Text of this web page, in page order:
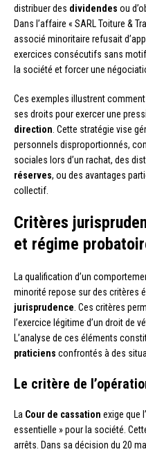
distribuer des dividendes ou
Dans l’affaire « SARL Toiture &
associé minoritaire refusait
exercices consécutifs sans
la société et forcer une
Ces exemples illustrent comment
ses droits pour exercer une
direction. Cette stratégie vise
personnels disproportionnés,
sociales lors d’un rachat, des
réserves, ou des avantages
collectif.
Critères
et régime
La qualification d’un
minorité repose sur des critères
jurisprudence. Ces critères
l’exercice légitime d’un droit de
L’analyse de ces éléments
praticiens confrontés à des
Le critère de
La Cour de cassation exige que
essentielle » pour la société.
arrêts. Dans sa décision du 20